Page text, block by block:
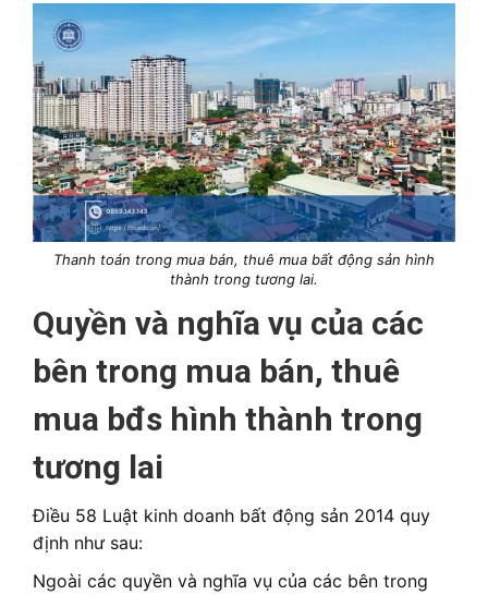
Thanh toán trong mua bán, thuê mua bất động sản hình
thành trong tương lai.
Quyền và nghĩa vụ của các
bên trong mua bán, thuê
mua bđs hình thành trong
tương lai
Điều 58 Luật kinh doanh bất động sản 2014 quy
định như sau:
Ngoài các quyền và nghĩa vụ của các bên trong